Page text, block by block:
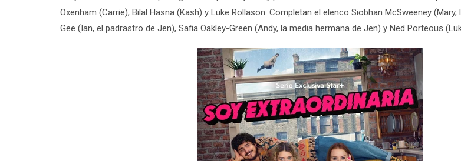
Oxenham (Carrie), Bilal Hasna (Kash) y Luke Rollason. Completan el elenco Siobhan McSweeney (Mary,
Gee (Ian, el padrastro de Jen), Safia Oakley-Green (Andy, la media hermana de Jen) y Ned Porteous